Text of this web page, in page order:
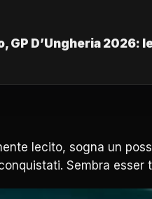
GP D’Ungheria 2026:
lecito, sogna un
Sembra